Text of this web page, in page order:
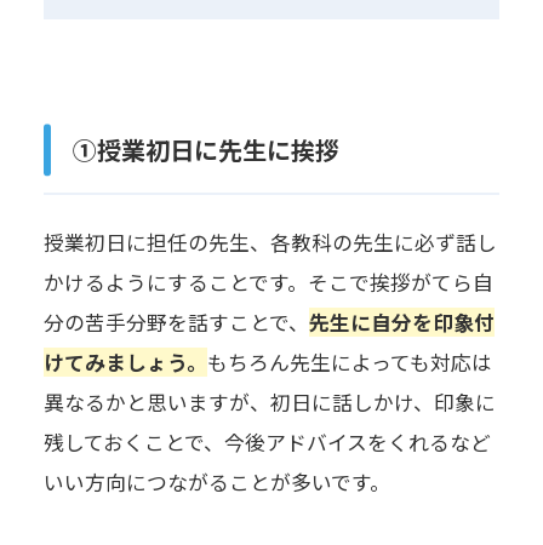
①授業初日に先生に挨拶
授業初日に担任の先生、各教科の先生に必ず話し
かけるようにすることです。そこで挨拶がてら自
分の苦手分野を話すことで、 先生に自分を印象付
けてみましょう。 もちろん先生によっても対応は
異なるかと思いますが、初日に話しかけ、印象に
残しておくことで、今後アドバイスをくれるなど
いい方向につながることが多いです。